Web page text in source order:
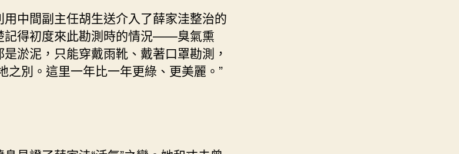
中間副主任胡生送介入了薛家洼整治的
記得初度來此勘測時的情況——臭氣熏
淤泥，只能穿戴雨靴、戴著口罩勘測，
之別。這里一年比一年更綠、更美麗。”